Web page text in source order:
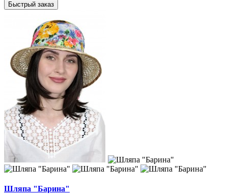
Быстрый заказ
Шляпа "Барина"